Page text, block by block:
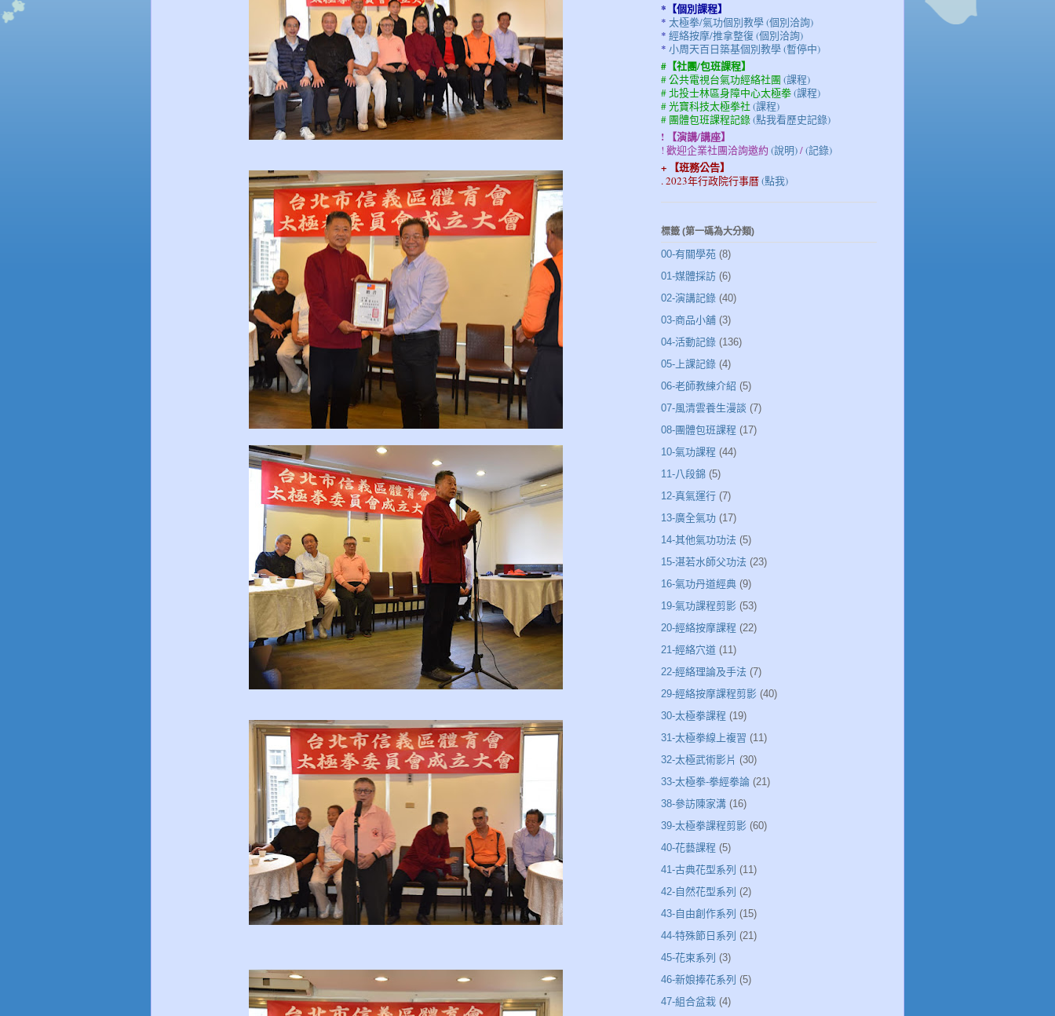
*【個別課程】
* 太極拳/氣功個別教學 (個別洽詢)
* 經絡按摩/推拿整復 (個別洽詢)
* 小周天百日築基個別教學 (暫停中)
#【社團/包班課程】
# 公共電視台氣功經絡社團 (課程)
# 北投士林區身障中心太極拳(課程)
# 光寶科技太極拳社(課程)
# 團體包班課程記錄(點我看歷史記錄)
! 【演講/講座】
! 歡迎企業社團洽詢邀約 (說明)/(記錄)
+ 【班務公告】
. 2023年行政院行事曆(點我)
標籤 (第一碼為大分類)
00-有關學苑 (8)
01-媒體採訪 (6)
02-演講記錄 (40)
03-商品小舖 (3)
04-活動記錄 (136)
05-上課記錄 (4)
06-老師教練介紹 (5)
07-風清雲養生漫談 (7)
08-團體包班課程 (17)
10-氣功課程 (44)
11-八段錦 (5)
12-真氣運行 (7)
13-廣全氣功 (17)
14-其他氣功功法 (5)
15-湛若水師父功法 (23)
16-氣功丹道經典 (9)
19-氣功課程剪影 (53)
20-經絡按摩課程 (22)
21-經絡穴道 (11)
22-經絡理論及手法 (7)
29-經絡按摩課程剪影 (40)
30-太極拳課程 (19)
31-太極拳線上複習 (11)
32-太極武術影片 (30)
33-太極拳-拳經拳論 (21)
38-參訪陳家溝 (16)
39-太極拳課程剪影 (60)
40-花藝課程 (5)
41-古典花型系列 (11)
42-自然花型系列 (2)
43-自由創作系列 (15)
44-特殊節日系列 (21)
45-花束系列 (3)
46-新娘捧花系列 (5)
47-組合盆栽 (4)